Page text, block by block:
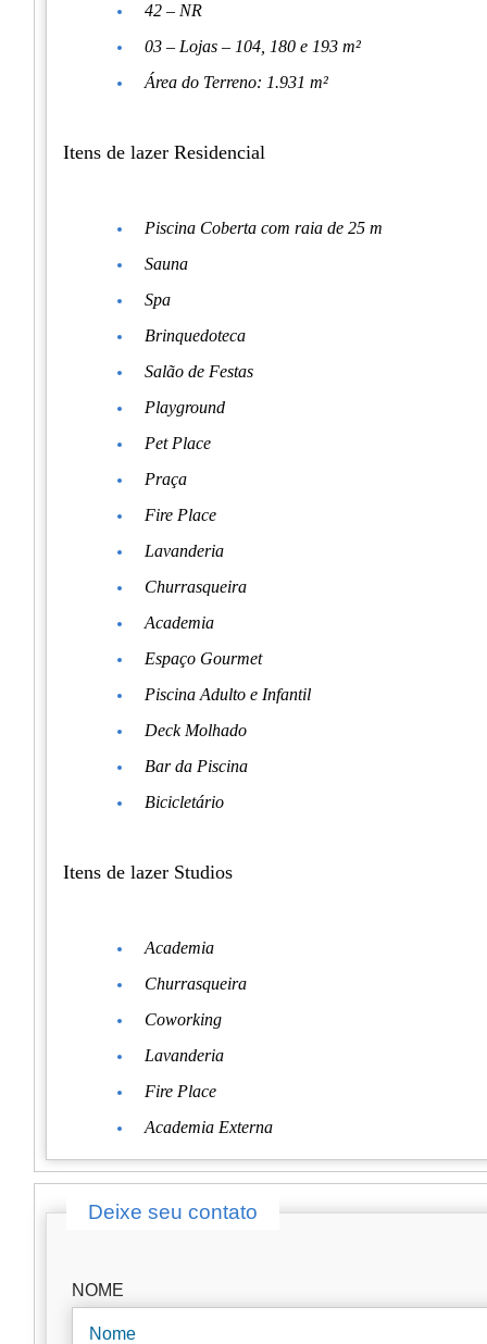
42 – NR
03 – Lojas – 104, 180 e 193 m²
Área do Terreno: 1.931 m²
Itens de lazer Residencial
Piscina Coberta com raia de 25 m
Sauna
Spa
Brinquedoteca
Salão de Festas
Playground
Pet Place
Praça
Fire Place
Lavanderia
Churrasqueira
Academia
Espaço Gourmet
Piscina Adulto e Infantil
Deck Molhado
Bar da Piscina
Bicicletário
Itens de lazer Studios
Academia
Churrasqueira
Coworking
Lavanderia
Fire Place
Academia Externa
Deixe seu contato
NOME